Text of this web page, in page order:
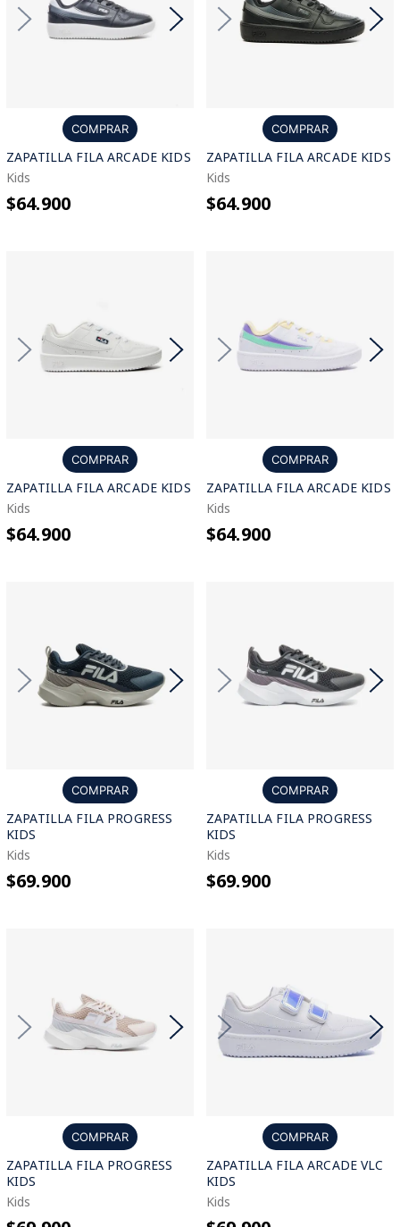
COMPRAR
ZAPATILLA FILA ARCADE KIDS
Kids
$64.900
COMPRAR
ZAPATILLA FILA ARCADE KIDS
Kids
$64.900
COMPRAR
ZAPATILLA FILA ARCADE KIDS
Kids
$64.900
COMPRAR
ZAPATILLA FILA ARCADE KIDS
Kids
$64.900
COMPRAR
ZAPATILLA FILA PROGRESS
KIDS
Kids
$69.900
COMPRAR
ZAPATILLA FILA PROGRESS
KIDS
Kids
$69.900
COMPRAR
ZAPATILLA FILA PROGRESS
KIDS
Kids
COMPRAR
ZAPATILLA FILA ARCADE VLC
KIDS
Kids